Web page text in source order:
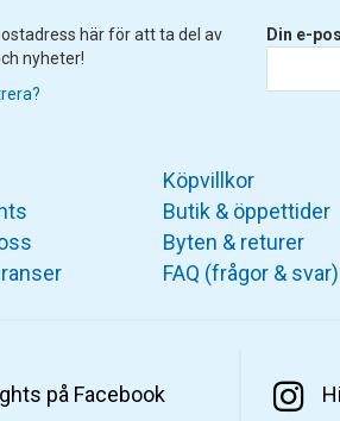
här för att ta del av
nyheter!
Din e-
Köpvillkor
Butik & öppettider
Byten & returer
FAQ (frågor & svar)
på Facebook